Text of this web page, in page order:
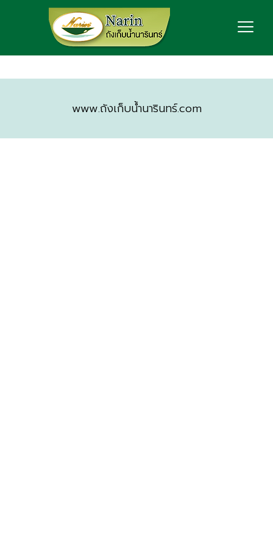
www.ถังเก็บน้ำนารินทร์.com